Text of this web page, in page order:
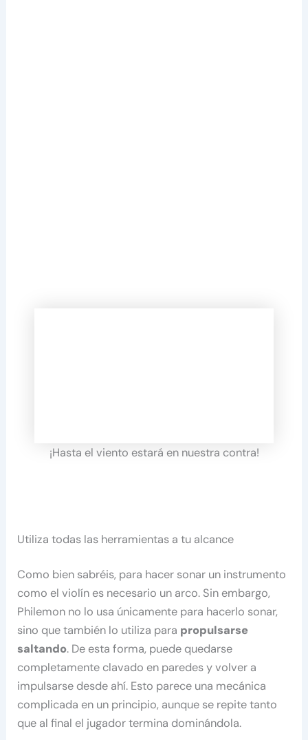
¡Hasta el viento estará en nuestra contra!
Utiliza todas las herramientas a tu alcance
Como bien sabréis, para hacer sonar un instrumento
como el violín es necesario un arco. Sin embargo,
Philemon no lo usa únicamente para hacerlo sonar,
sino que también lo utiliza para propulsarse
saltando. De esta forma, puede quedarse
completamente clavado en paredes y volver a
impulsarse desde ahí. Esto parece una mecánica
complicada en un principio, aunque se repite tanto
que al final el jugador termina dominándola.